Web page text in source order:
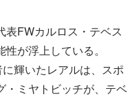
FWカルロス・テベス
が浮上している。
輝いたレアルは、スポ
・ミヤトビッチが、テベ